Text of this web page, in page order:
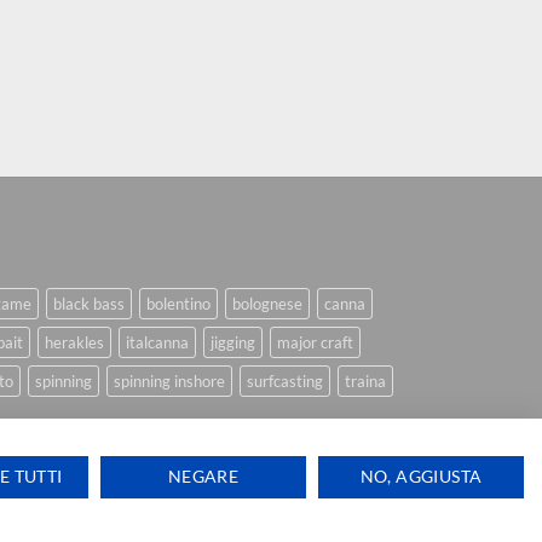
black bass bolentino bolognese
canna
herakles italcanna jigging
major craft
spinning spinning inshore surfcasting
traina
TUTTI NEGARE NO, AGGIUSTA